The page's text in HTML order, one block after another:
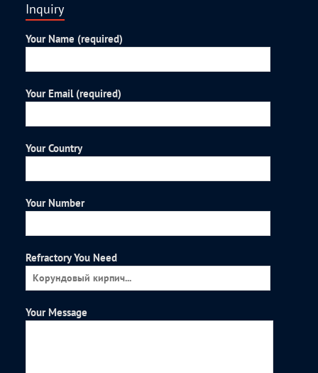
Inquiry
Your Name (required)
Your Email (required)
Your Country
Your Number
Refractory You Need
Your Message